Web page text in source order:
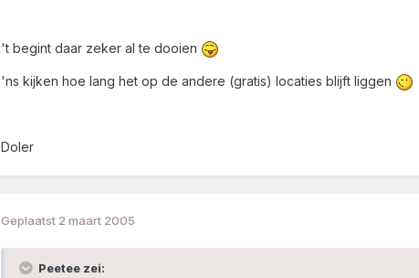
't begint daar zeker al te dooien
'ns kijken hoe lang het op de andere (gratis) locaties blijft liggen
Doler
Geplaatst 2 maart 2005
Peetee zei: